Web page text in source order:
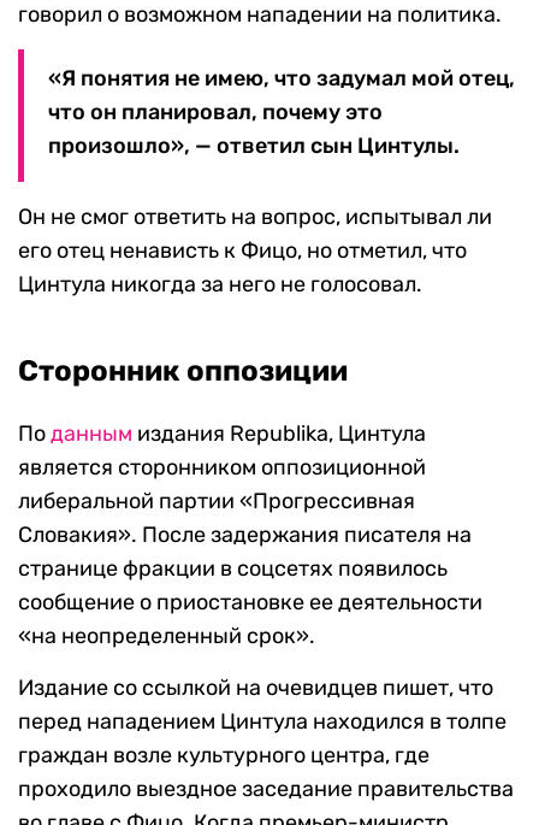
говорил о возможном нападении на политика.
«Я понятия не имею, что задумал мой отец,
что он планировал, почему это
произошло», — ответил сын Цинтулы.
Он не смог ответить на вопрос, испытывал ли
его отец ненависть к Фицо, но отметил, что
Цинтула никогда за него не голосовал.
Сторонник оппозиции
Поданным издания Republika, Цинтула
является сторонником оппозиционной
либеральной партии «Прогрессивная
Словакия». После задержания писателя на
странице фракции в соцсетях появилось
сообщение о приостановке ее деятельности
«на неопределенный срок».
Издание со ссылкой на очевидцев пишет, что
перед нападением Цинтула находился в толпе
граждан возле культурного центра, где
проходило выездное заседание правительства